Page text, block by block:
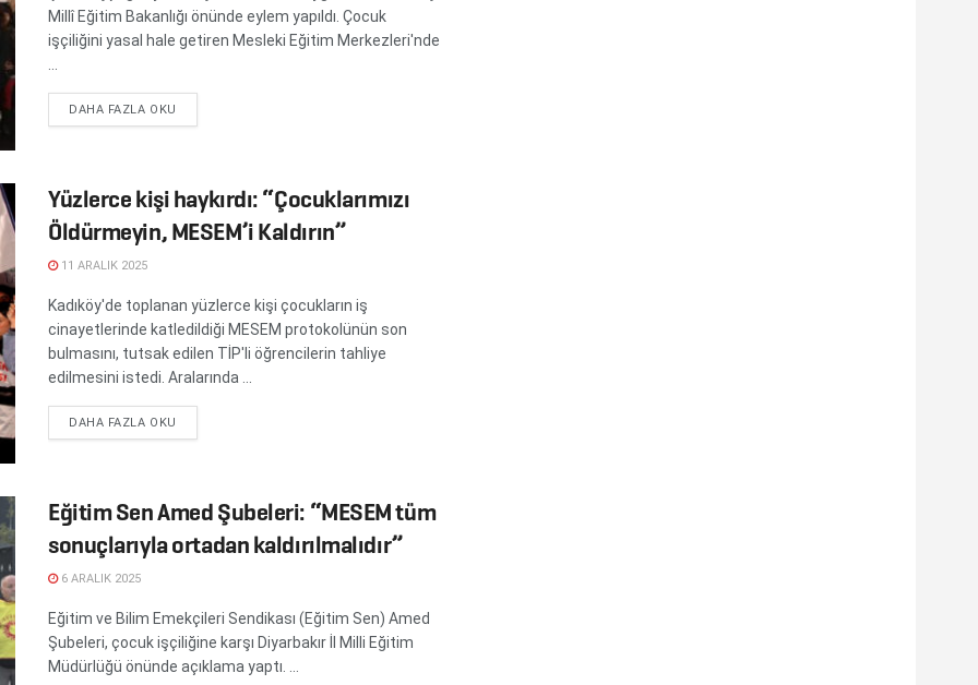
Millî Eğitim Bakanlığı önünde eylem yapıldı. Çocuk
işçiliğini yasal hale getiren Mesleki Eğitim Merkezleri'nde
DAHA FAZLA OKU
Yüzlerce kişi haykırdı: “Çocuklarımızı
Öldürmeyin, MESEM’i Kaldırın”
11 ARALIK 2025
Kadıköy'de toplanan yüzlerce kişi çocukların iş
cinayetlerinde katledildiği MESEM protokolünün son
bulmasını, tutsak edilen TİP'li öğrencilerin tahliye
edilmesini istedi. Aralarında ...
DAHA FAZLA OKU
Eğitim Sen Amed Şubeleri: “MESEM tüm
sonuçlarıyla ortadan kaldırılmalıdır”
6 ARALIK 2025
Eğitim ve Bilim Emekçileri Sendikası (Eğitim Sen) Amed
Şubeleri, çocuk işçiliğine karşı Diyarbakır İl Milli Eğitim
Müdürlüğü önünde açıklama yaptı. ...